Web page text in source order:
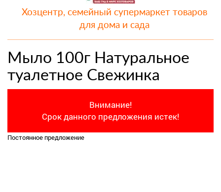
Хозцентр, семейный супермаркет товаров
для дома и сада
Мыло 100г Натуральное
туалетное Свежинка
Внимание!
Срок данного предложения истек!
Постоянное предложение